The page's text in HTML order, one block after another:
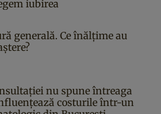
iubirea
generală. Ce înălțime au
nu spune întreaga
costurile într-un